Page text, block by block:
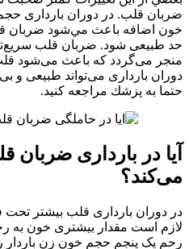
ضربان قلب. در دوران بارداری
حد طبیعی شود. ضربان قلب
منجر می‌گردد كه باعث می‌شود
دوران بارداری می‌تواند طبیعی و
حتما به پزشك مراجعه كنيد.
آیا در بارداری ضربان
می‌کند؟
در دوران بارداری قلب بیشتر
لازم است مقدار بیشتری خون به
رحم یک پنجم حجم خون زن باردار